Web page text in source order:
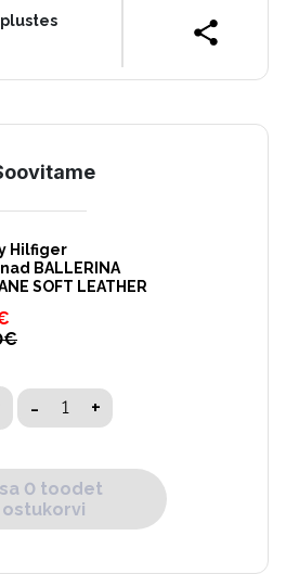
Hilfiger
BALLERINA
SOFT LEATHER
€
- +
0 toodet
ostukorvi